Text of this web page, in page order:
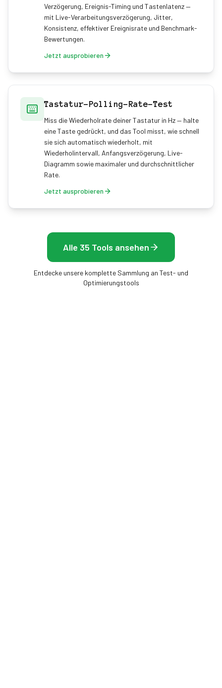
Verzögerung, Ereignis-Timing und Tastenlatenz —
mit Live-Verarbeitungsverzögerung, Jitter,
Konsistenz, effektiver Ereignisrate und Benchmark-
Bewertungen.
Jetzt ausprobieren
Tastatur-Polling-Rate-Test
Miss die Wiederholrate deiner Tastatur in Hz — halte
eine Taste gedrückt, und das Tool misst, wie schnell
sie sich automatisch wiederholt, mit
Wiederholintervall, Anfangsverzögerung, Live-
Diagramm sowie maximaler und durchschnittlicher
Rate.
Jetzt ausprobieren
Alle 35 Tools ansehen
Entdecke unsere komplette Sammlung an Test- und
Optimierungstools